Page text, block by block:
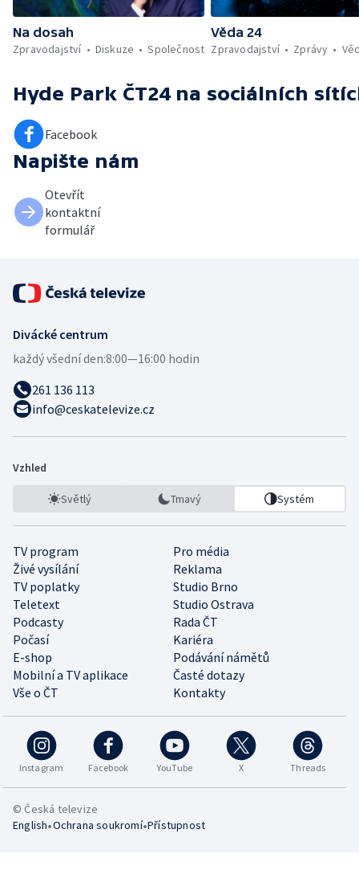
Na dosah
Zpravodajství
Diskuze Společnost
Věda 24
Zpravodajství
Zprávy
Hyde Park ČT24 na sociálních
Facebook
Napište nám
Otevřít
kontaktní
formulář
Divácké centrum
každý všední den:8:00—16:00 hodin
261 136 113
info@ceskatelevize.cz
Vzhled
Světlý Tmavý Systém
TV program
Pro média
Živé vysílání
Reklama
TV poplatky
Studio Brno
Teletext
Studio Ostrava
Podcasty
Rada ČT
Počasí
Kariéra
E-shop
Podávání námětů
Mobilní a TV aplikace
Časté dotazy
Vše o ČT
Kontakty
Instagram Facebook YouTube X Threads
© Česká televize
English•Ochrana soukromí•Přístupnost